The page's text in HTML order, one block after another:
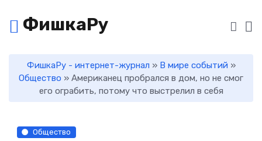
ФишкаРу
ФишкаРу - интернет-журнал » В мире событий »
Общество » Американец пробрался в дом, но не смог
его ограбить, потому что выстрелил в себя
Общество